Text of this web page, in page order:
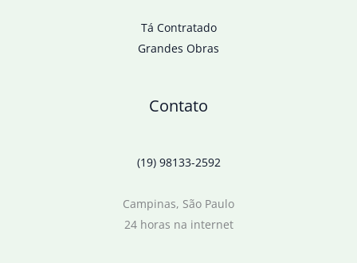
Tá Contratado
Grandes Obras
Contato
(19) 98133-2592
Campinas, São Paulo
24 horas na internet